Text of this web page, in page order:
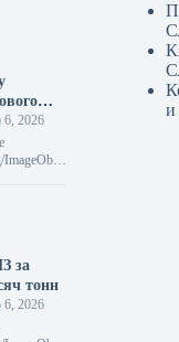
на
6, 2026
ImageObje
за
тонн
6, 2026
и